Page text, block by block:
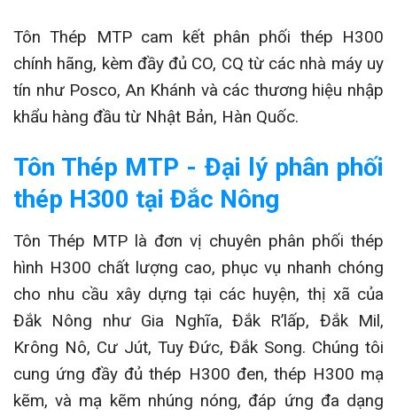
Tôn Thép MTP cam kết phân phối thép H300
chính hãng, kèm đầy đủ CO, CQ từ các nhà máy uy
tín như Posco, An Khánh và các thương hiệu nhập
khẩu hàng đầu từ Nhật Bản, Hàn Quốc.
Tôn Thép MTP - Đại lý phân phối
thép H300 tại Đắc Nông
Tôn Thép MTP là đơn vị chuyên phân phối thép
hình H300 chất lượng cao, phục vụ nhanh chóng
cho nhu cầu xây dựng tại các huyện, thị xã của
Đắk Nông như Gia Nghĩa, Đắk R’lấp, Đắk Mil,
Krông Nô, Cư Jút, Tuy Đức, Đắk Song. Chúng tôi
cung ứng đầy đủ thép H300 đen, thép H300 mạ
kẽm, và mạ kẽm nhúng nóng, đáp ứng đa dạng